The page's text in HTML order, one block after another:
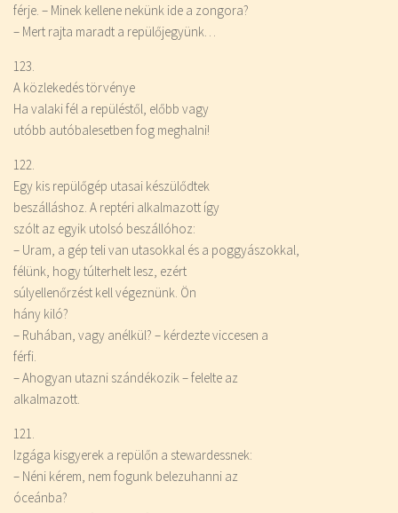
férje. – Minek kellene nekünk ide a zongora?
– Mert rajta maradt a repülőjegyünk…
123.
A közlekedés törvénye
Ha valaki fél a repüléstől, előbb vagy
utóbb autóbalesetben fog meghalni!
122.
Egy kis repülőgép utasai készülődtek
beszálláshoz. A reptéri alkalmazott így
szólt az egyik utolsó beszállóhoz:
– Uram, a gép teli van utasokkal és a poggyászokkal,
félünk, hogy túlterhelt lesz, ezért
súlyellenőrzést kell végeznünk. Ön
hány kiló?
– Ruhában, vagy anélkül? – kérdezte viccesen a
férfi.
– Ahogyan utazni szándékozik – felelte az
alkalmazott.
121.
Izgága kisgyerek a repülőn a stewardessnek:
– Néni kérem, nem fogunk belezuhanni az
óceánba?